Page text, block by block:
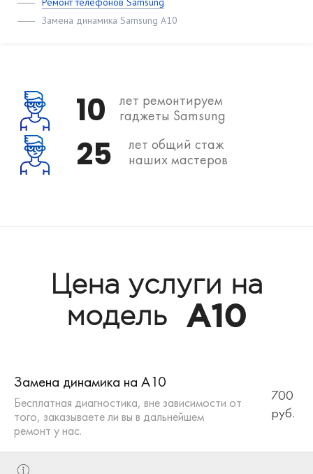
Замена динамика Samsung A10
10
лет ремонтируем
гаджеты Samsung
25
лет общий стаж
наших мастеров
Цена услуги на
модель
A10
Замена динамика на A10
Бесплатная диагностика, вне зависимости от
того, заказываете ли вы в дальнейшем
ремонт у нас.
700
руб.